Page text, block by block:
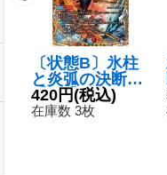
〔状態B〕氷柱
と炎弧の決断
【VR】{23RP4
9A/20}《多》
420円(税込)
在庫数 3枚